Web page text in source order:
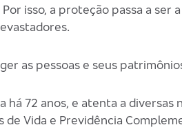
Por isso, a proteção passa a
as pessoas e seus
há 72 anos, e atenta a
de Vida e Previdência